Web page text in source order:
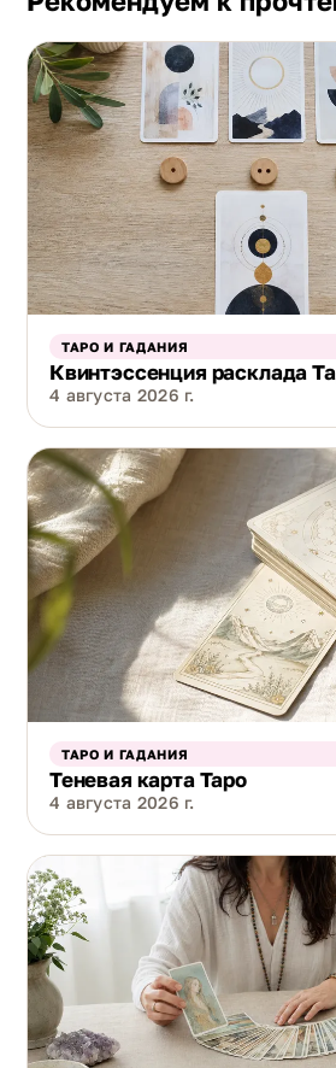
ТАРО И ГАДАНИЯ
Квинтэссенция расклада
4 августа 2026 г.
ТАРО И ГАДАНИЯ
Теневая карта Таро
4 августа 2026 г.